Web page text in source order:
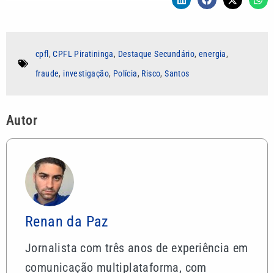
cpfl ,CPFL Piratininga, Destaque Secundário,energia,
fraude, investigação, Polícia, Risco,Santos
Autor
Renan da Paz
Jornalista com três anos de experiência em
comunicação multiplataforma, com